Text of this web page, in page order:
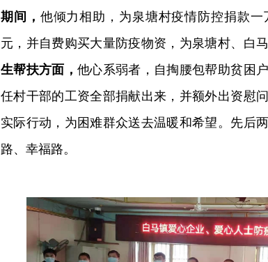
期间， 他倾力相助，为泉塘村疫情防控捐款
元，并自费购买大量防疫物资，为泉塘村、白
生帮扶方面，他心系弱者，自掏腰包帮助贫困
任村干部的工资全部捐献出来，并额外出资慰
实际行动，为困难群众送去温暖和希望。先后
路、幸福路。